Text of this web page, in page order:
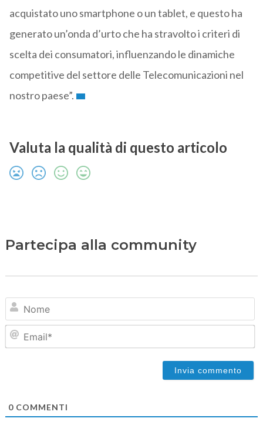
acquistato uno smartphone o un tablet, e questo ha
generato un’onda d’urto che ha stravolto i criteri di
scelta dei consumatori, influenzando le dinamiche
competitive del settore delle Telecomunicazioni nel
nostro paese”.
Valuta la qualità di questo articolo
Partecipa alla community
0COMMENTI